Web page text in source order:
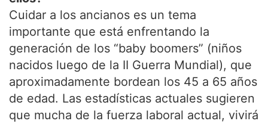
Cuidar a los ancianos es un tema
importante que está enfrentando la
generación de los “baby boomers” (niños
nacidos luego de la II Guerra Mundial), que
aproximadamente bordean los 45 a 65 años
de edad. Las estadísticas actuales sugieren
que mucha de la fuerza laboral actual, vivirá